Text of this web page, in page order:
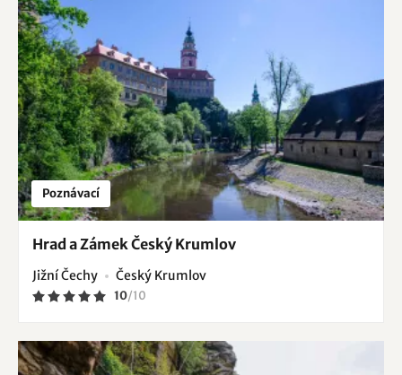
Poznávací
Hrad a Zámek Český Krumlov
Jižní Čechy Český Krumlov
10/10